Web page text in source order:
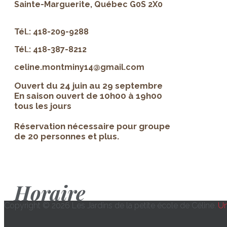
Sainte-Marguerite, Québec G0S 2X0
Tél.: 418-209-9288
Tél.: 418-387-8212
celine.montminy14@gmail.com
Ouvert du 24 juin au 29 septembre
En saison ouvert de 10h00 à 19h00
tous les jours
Réservation nécessaire pour groupe
de 20 personnes et plus.
Horaire
Copyright © 2026 Les Jardins de la petite école de Céline.